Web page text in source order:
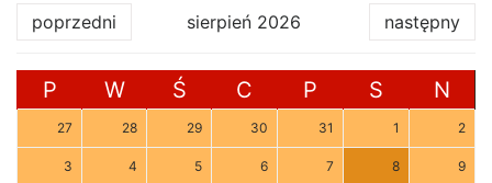
poprzedni sierpień 2026 następny
P W Ś C P S N
27 28 29 30 31 1 2
3 4 5 6 7 8 9